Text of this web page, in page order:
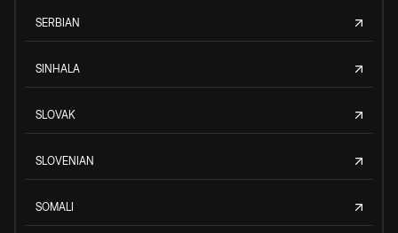
SERBIAN
SINHALA
SLOVAK
SLOVENIAN
SOMALI